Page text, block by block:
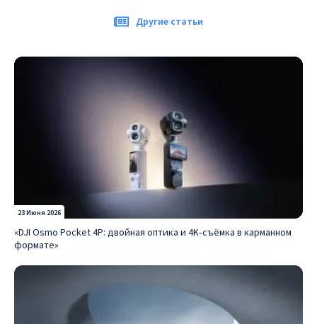
Другие статьи
23 Июня 2026
«DJI Osmo Pocket 4P: двойная оптика и 4K‑съёмка в карманном
формате»